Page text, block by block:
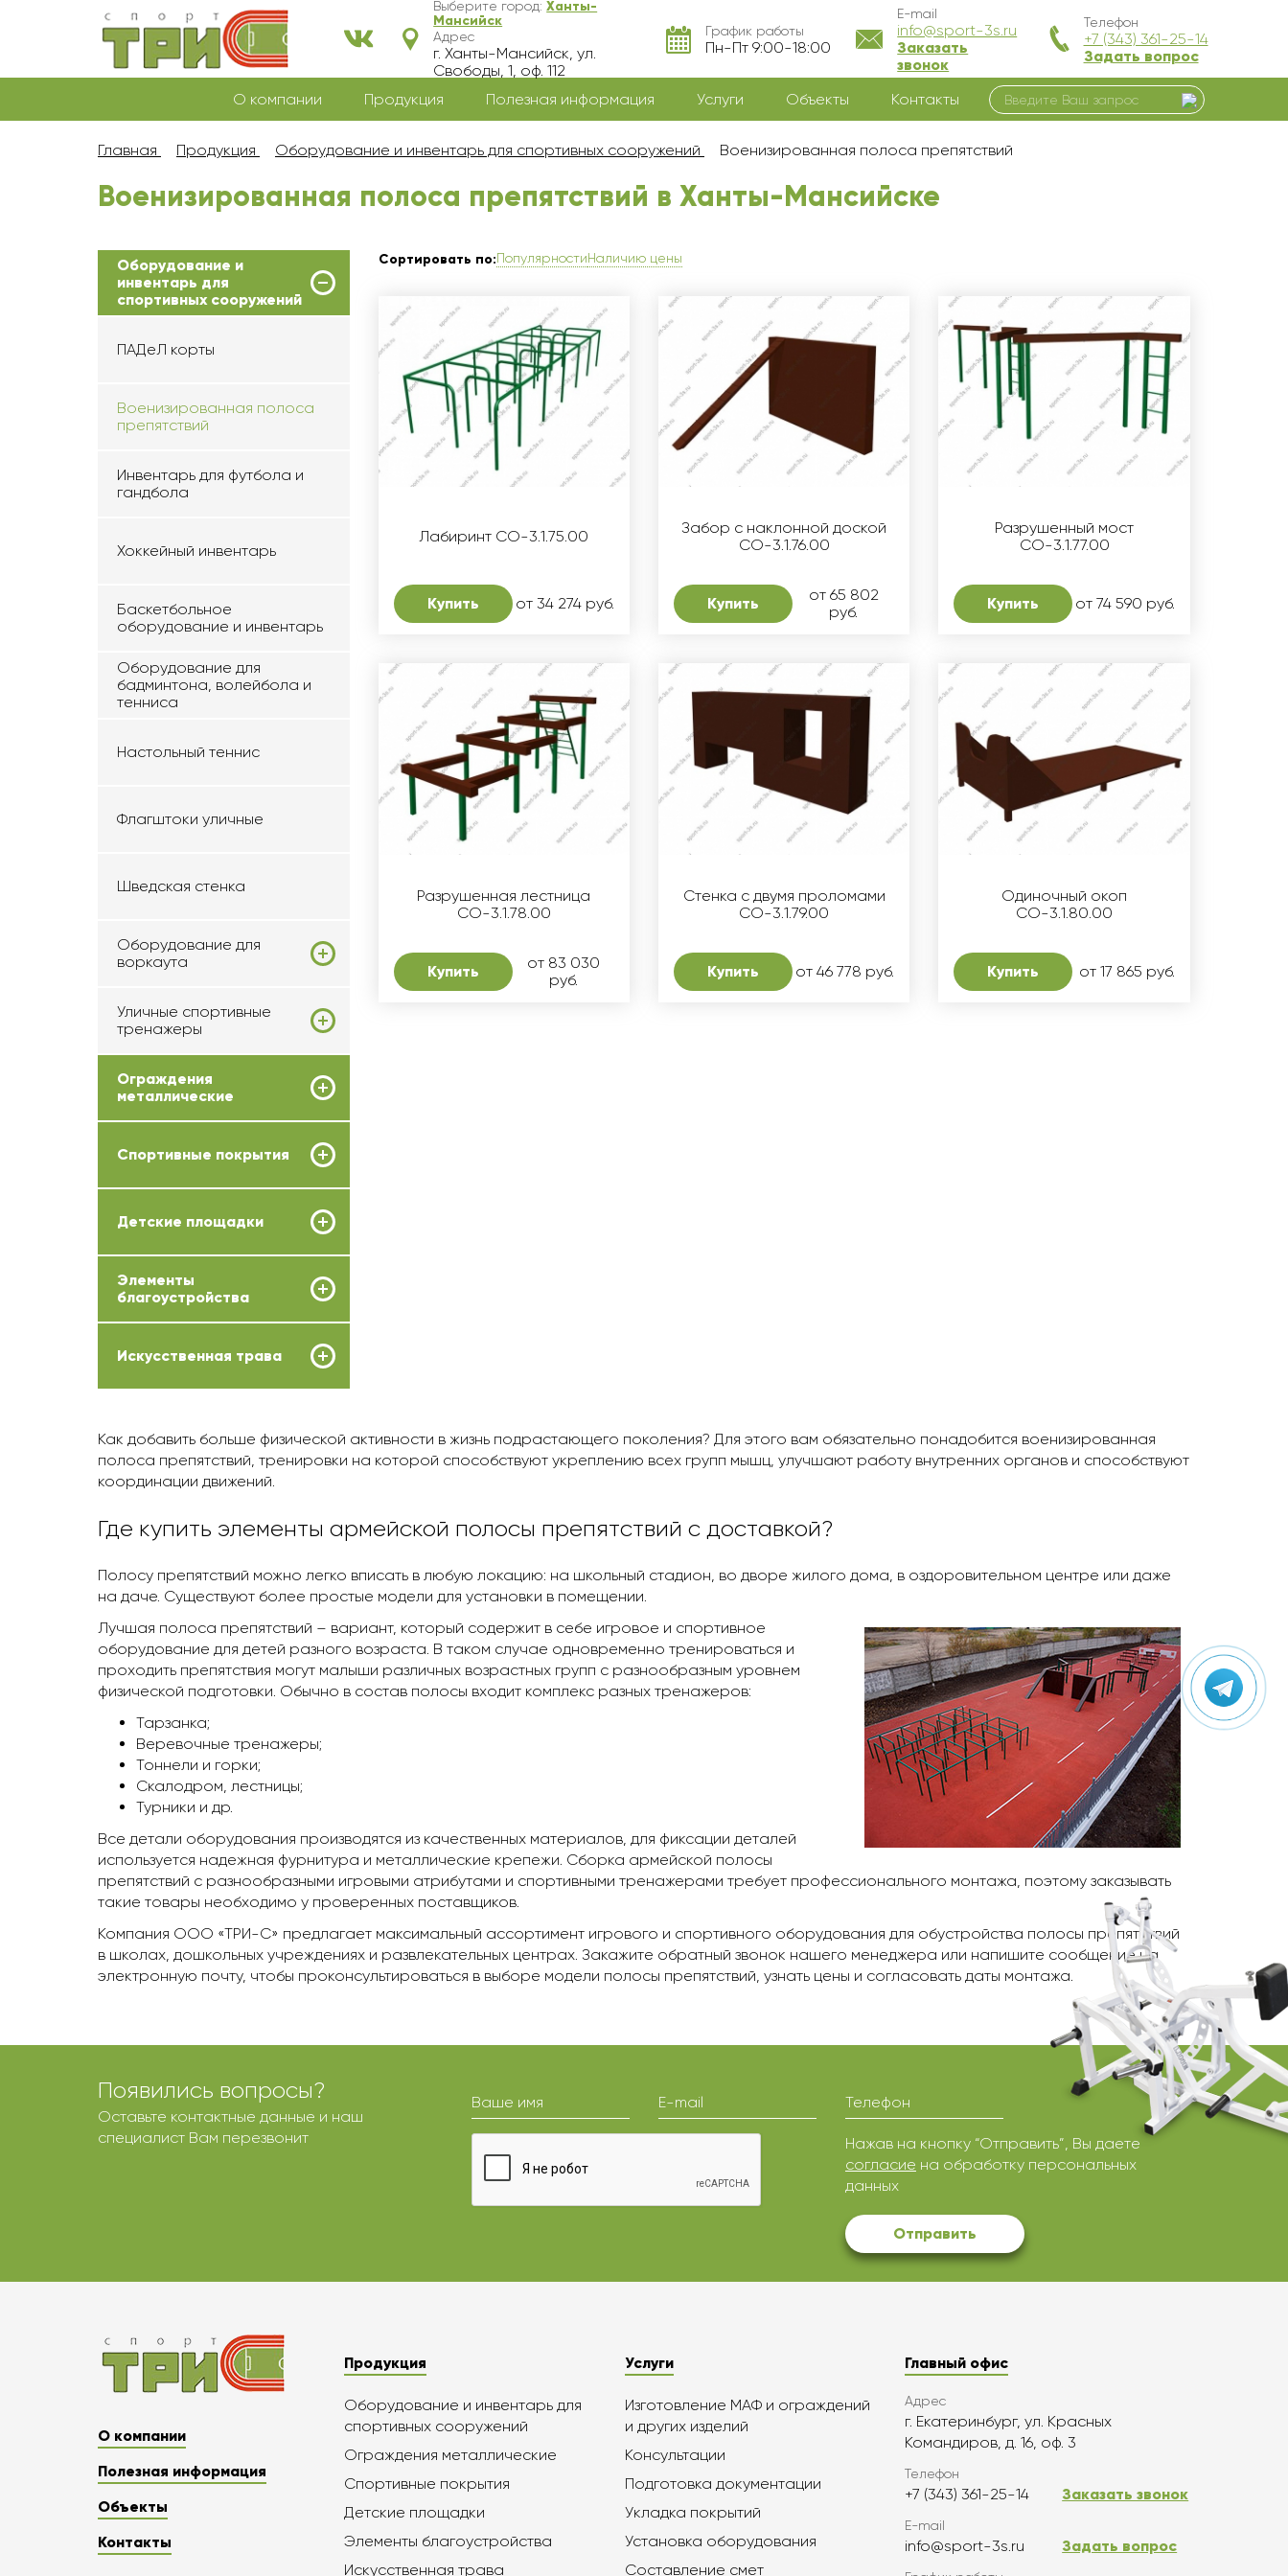
Выберите город:Ханты-
Мансийск
Адрес
г. Ханты-Мансийск, ул.
Свободы, 1, оф. 112
График работы
Пн-Пт 9:00-18:00
E-mail
info@sport-3s.ru
Заказать
звонок
Телефон
+7 (343) 361-25-14
Задать вопрос
О компании Продукция Полезная информация Услуги Объекты Контакты
Главная Продукция Оборудование и инвентарь для спортивных сооружений Военизированная полоса препятствий
Военизированная полоса препятствий в Ханты-Мансийске
Оборудование и
инвентарь для
спортивных сооружений
ПАДеЛ корты
Военизированная полоса
препятствий
Инвентарь для футбола и
гандбола
Хоккейный инвентарь
Баскетбольное
оборудование и инвентарь
Оборудование для
бадминтона, волейбола и
тенниса
Настольный теннис
Флагштоки уличные
Шведская стенка
Оборудование для
воркаута
Уличные спортивные
тренажеры
Ограждения
металлические
Спортивные покрытия
Детские площадки
Элементы
благоустройства
Искусственная трава
Сортировать по:ПопулярностиНаличию цены
Лабиринт СО-3.1.75.00
Купить от 34 274 руб.
Забор с наклонной доской
СО-3.1.76.00
Купить
от 65 802
руб.
Разрушенный мост
СО-3.1.77.00
Купить от 74 590 руб.
Разрушенная лестница
СО-3.1.78.00
Купить
от 83 030
руб.
Стенка с двумя проломами
СО-3.1.79.00
Купить от 46 778 руб.
Одиночный окоп
СО-3.1.80.00
Купить от 17 865 руб.
Как добавить больше физической активности в жизнь подрастающего поколения? Для этого вам обязательно понадобится военизированная
полоса препятствий, тренировки на которой способствуют укреплению всех групп мышц, улучшают работу внутренних органов и способствуют
координации движений.
Где купить элементы армейской полосы препятствий с доставкой?
Полосу препятствий можно легко вписать в любую локацию: на школьный стадион, во дворе жилого дома, в оздоровительном центре или даже
на даче. Существуют более простые модели для установки в помещении.
Лучшая полоса препятствий – вариант, который содержит в себе игровое и спортивное
оборудование для детей разного возраста. В таком случае одновременно тренироваться и
проходить препятствия могут малыши различных возрастных групп с разнообразным уровнем
физической подготовки. Обычно в состав полосы входит комплекс разных тренажеров:
Тарзанка;
Веревочные тренажеры;
Тоннели и горки;
Скалодром, лестницы;
Турники и др.
Все детали оборудования производятся из качественных материалов, для фиксации деталей
используется надежная фурнитура и металлические крепежи. Сборка армейской полосы
препятствий с разнообразными игровыми атрибутами и спортивными тренажерами требует профессионального монтажа, поэтому заказывать
такие товары необходимо у проверенных поставщиков.
Компания ООО «ТРИ-С» предлагает максимальный ассортимент игрового и спортивного оборудования для обустройства полосы препятствий
в школах, дошкольных учреждениях и развлекательных центрах. Закажите обратный звонок нашего менеджера или напишите сообщение на
электронную почту, чтобы проконсультироваться в выборе модели полосы препятствий, узнать цены и согласовать даты монтажа.
Появились вопросы?
Оставьте контактные данные и наш
специалист Вам перезвонит
Ваше имя E-mail Телефон
Нажав на кнопку “Отправить”, Вы даете
согласие на обработку персональных
данных
Отправить
О компании
Полезная информация
Объекты
Контакты
Продукция
Оборудование и инвентарь для
спортивных сооружений
Ограждения металлические
Спортивные покрытия
Детские площадки
Элементы благоустройства
Искусственная трава
Услуги
Изготовление МАФ и ограждений
и других изделий
Консультации
Подготовка документации
Укладка покрытий
Установка оборудования
Составление смет
Главный офис
Адрес
г. Екатеринбург, ул. Красных
Командиров, д. 16, оф. 3
Телефон
+7 (343) 361-25-14 Заказать звонок
E-mail
info@sport-3s.ru Задать вопрос